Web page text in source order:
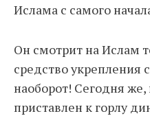
Ислама с самого
Он смотрит на Ислам
средство укрепления
наоборот! Сегодня
приставлен к горлу